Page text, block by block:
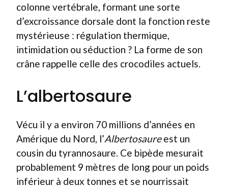
colonne vertébrale, formant une sorte
d’excroissance dorsale dont la fonction reste
mystérieuse : régulation thermique,
intimidation ou séduction ? La forme de son
crâne rappelle celle des crocodiles actuels.
L’albertosaure
Vécu il y a environ 70 millions d’années en
Amérique du Nord, l’Albertosaureest un
cousin du tyrannosaure. Ce bipède mesurait
probablement 9 mètres de long pour un poids
inférieur à deux tonnes et se nourrissait